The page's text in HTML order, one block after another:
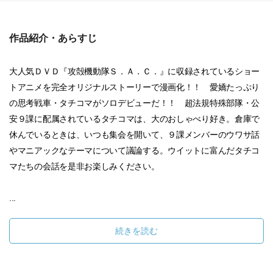
作品紹介・あらすじ
大人気ＤＶＤ『攻殻機動隊Ｓ．Ａ．Ｃ．』に収録されているショー
トアニメを完全オリジナルストーリーで漫画化！！ 愛嬌たっぷり
の思考戦車・タチコマがソロデビューだ！！ 超法規特殊部隊・公
安９課に配属されているタチコマは、大のおしゃべり好き。倉庫で
休んでいるときは、いつも集会を開いて、９課メンバーのウワサ話
やマニアックなテーマについて議論する。ウイットに富んだタチコ
マたちの会話を是非お楽しみください。
続きを読む